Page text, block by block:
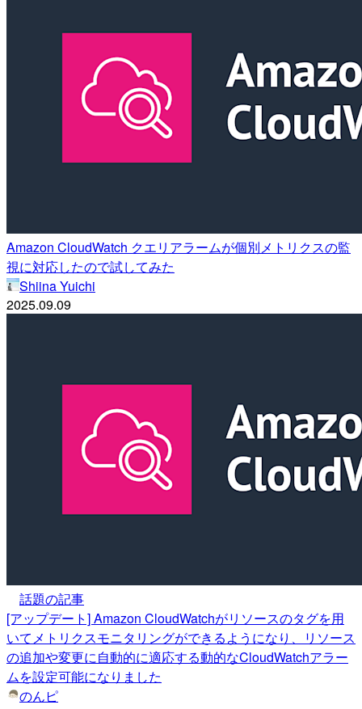
Amazon CloudWatch クエリアラームが個別メトリクスの監
視に対応したので試してみた
Shiina Yuichi
2025.09.09
話題の記事
[アップデート] Amazon CloudWatchがリソースのタグを用
いてメトリクスモニタリングができるようになり、リソース
の追加や変更に自動的に適応する動的なCloudWatchアラー
ムを設定可能になりました
のんピ